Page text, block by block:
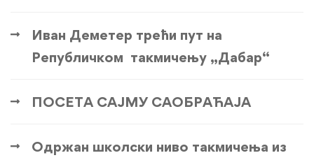
Иван Деметер трећи пут на
Републичком такмичењу „Дабар“
ПОСЕТА САЈМУ САОБРАЋАЈА
Одржан школски ниво такмичења из